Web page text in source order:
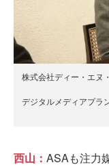
株式会社ディー・エ
デジタルメディアプ
西山： ASAも注力